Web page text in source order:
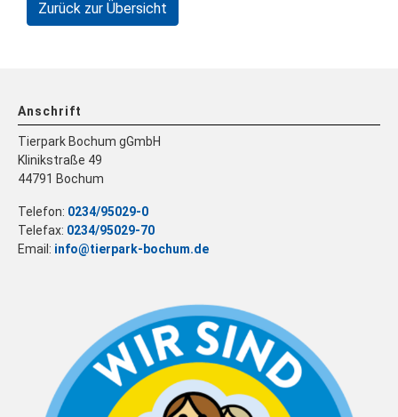
Zurück zur Übersicht
Anschrift
Tierpark Bochum gGmbH
Klinikstraße 49
44791 Bochum
Telefon: 0234/95029-0
Telefax: 0234/95029-70
Email: info@tierpark-bochum.de